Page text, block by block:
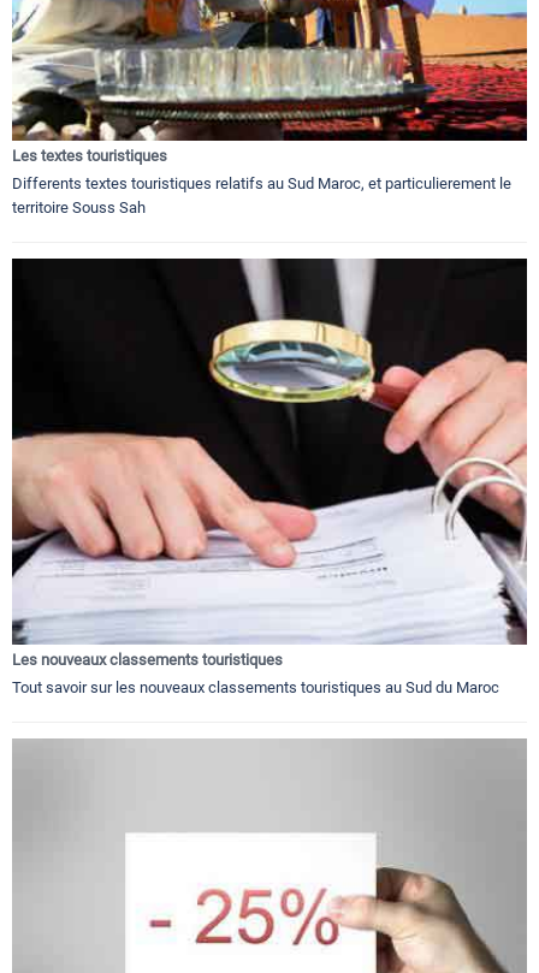
Les textes touristiques
Differents textes touristiques relatifs au Sud Maroc, et particulierement le
territoire Souss Sah
Les nouveaux classements touristiques
Tout savoir sur les nouveaux classements touristiques au Sud du Maroc